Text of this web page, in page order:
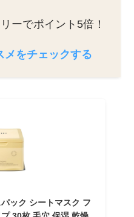
ーでポイント5倍！
メをチェックする
ック シートマスク フ